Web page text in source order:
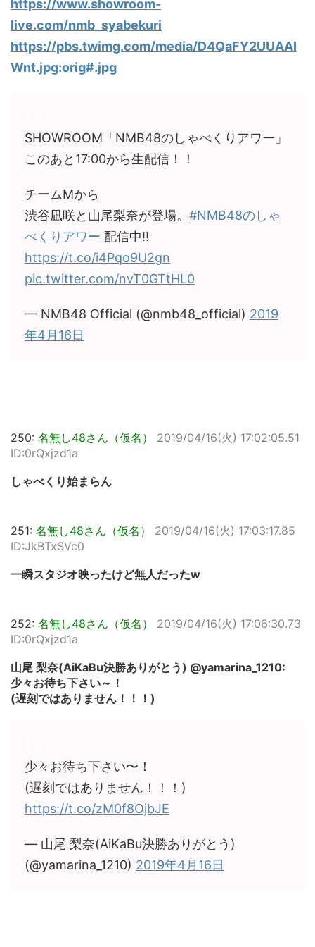
https://www.showroom-
live.com/nmb_syabekuri
https://pbs.twimg.com/media/D4QaFY2UUAAI
Wnt.jpg:orig#.jpg
SHOWROOM「NMB48のしゃべくりアワー」
このあと17:00から生配信！！
チームMから
渋谷凪咲と山尾梨奈が登場。 #NMB48のしゃ
べくりアワー 配信中!!
https://t.co/i4Pqo9U2gn
pic.twitter.com/nvT0GTtHL0
— NMB48 Official (@nmb48_official) 2019
年4月16日
250: 名無し48さん（仮名）
2019/04/16(火) 17:02:05.51
ID:0rQxjzd1a
しゃべくり始まらん
251: 名無し48さん（仮名）
2019/04/16(火) 17:03:17.85
ID:JkBTxSVc0
一瞬スタジオ映ったけど無人だったw
252: 名無し48さん（仮名）
2019/04/16(火) 17:06:30.73
ID:0rQxjzd1a
山尾 梨奈(AiKaBu決勝ありがとう) @yamarina_1210:
少々お待ち下さい～！
(遅刻ではありません！！！)
少々お待ち下さい〜！
(遅刻ではありません！！！)
https://t.co/zM0f8OjbJE
— 山尾 梨奈(AiKaBu決勝ありがとう)
(@yamarina_1210) 2019年4月16日